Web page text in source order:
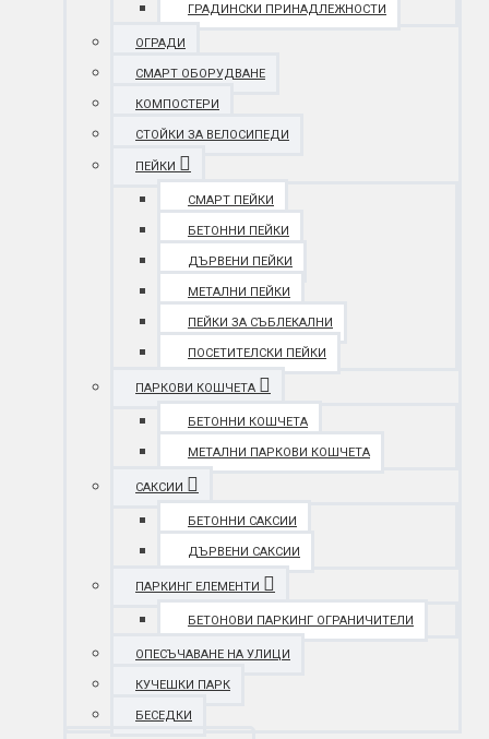
ГРАДИНСКИ ПРИНАДЛЕЖНОСТИ
ОГРАДИ
СМАРТ ОБОРУДВАНЕ
КОМПОСТЕРИ
СТОЙКИ ЗА ВЕЛОСИПЕДИ
ПЕЙКИ
СМАРТ ПЕЙКИ
БЕТОННИ ПЕЙКИ
ДЪРВЕНИ ПЕЙКИ
МЕТАЛНИ ПЕЙКИ
ПЕЙКИ ЗА СЪБЛЕКАЛНИ
ПОСЕТИТЕЛСКИ ПЕЙКИ
ПАРКОВИ КОШЧЕТА
БЕТОННИ КОШЧЕТА
МЕТАЛНИ ПАРКОВИ КОШЧЕТА
САКСИИ
БЕТОННИ САКСИИ
ДЪРВЕНИ САКСИИ
ПАРКИНГ ЕЛЕМЕНТИ
БЕТОНОВИ ПАРКИНГ ОГРАНИЧИТЕЛИ
ОПЕСЪЧАВАНЕ НА УЛИЦИ
КУЧЕШКИ ПАРК
БЕСЕДКИ